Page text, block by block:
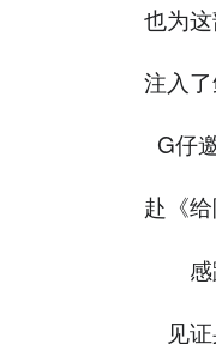
也为
注入
G仔
赴《
见